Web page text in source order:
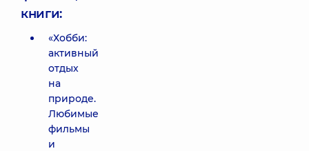
книги:
«Хобби:
активный
отдых
на
природе.
Любимые
фильмы
и